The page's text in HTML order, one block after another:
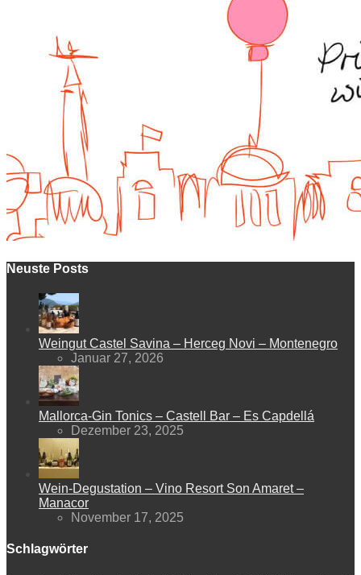
Neuste Posts
Weingut Castel Savina – Herceg Novi – Montenegro
Januar 27, 2026
Mallorca-Gin Tonics – Castell Bar – Es Capdellá
Dezember 23, 2025
Wein-Degustation – Vino Resort Son Amaret –
Manacor
November 17, 2025
Schlagwörter